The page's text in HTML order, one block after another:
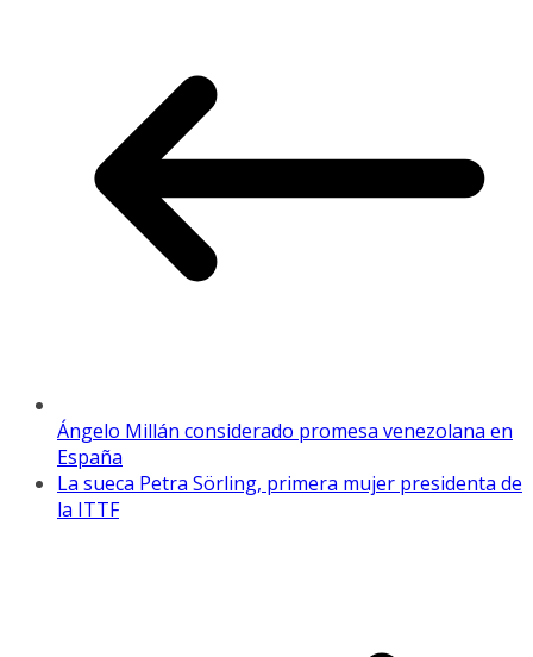
Ángelo Millán considerado promesa venezolana en
España
La sueca Petra Sörling, primera mujer presidenta de
la ITTF